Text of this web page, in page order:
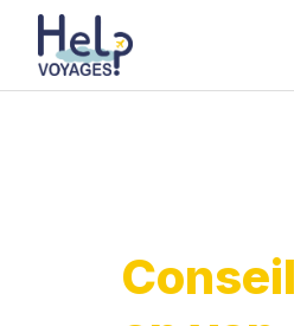
Aller
contenu